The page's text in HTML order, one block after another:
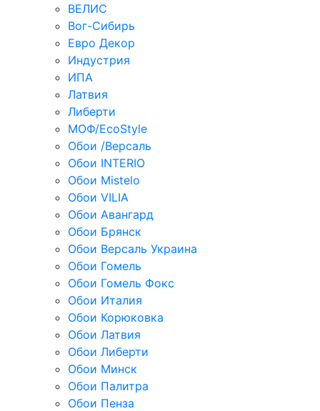
ВЕЛИС
Вог-Сибирь
Евро Декор
Индустрия
ИПА
Латвия
Либерти
МОФ/EcoStyle
Обои /Версаль
Обои INTERIO
Обои Mistelo
Обои VILIA
Обои Авангард
Обои Брянск
Обои Версаль Украина
Обои Гомель
Обои Гомель Фокс
Обои Италия
Обои Корюковка
Обои Латвия
Обои Либерти
Обои Минск
Обои Палитра
Обои Пенза